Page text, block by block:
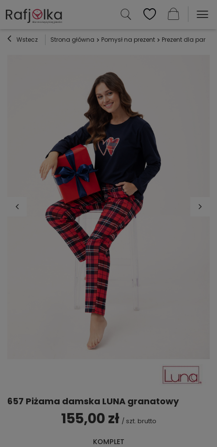
Wstecz Strona główna Pomysł na prezent Prezent dla par
657 Piżama damska LUNA granatowy
155,00 zł / szt. brutto
KOMPLET